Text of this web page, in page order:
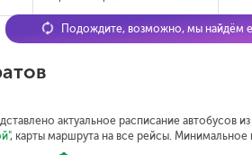
актуальное расписание автобусов
, карты маршрута на все рейсы. Минимальное
Подождите, возможно, мы найдём